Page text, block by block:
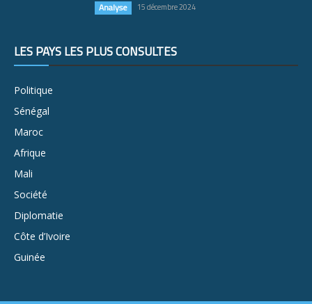
Analyse 15 décembre 2024
LES PAYS LES PLUS CONSULTÉS
Politique
Sénégal
Maroc
Afrique
Mali
Société
Diplomatie
Côte d’Ivoire
Guinée